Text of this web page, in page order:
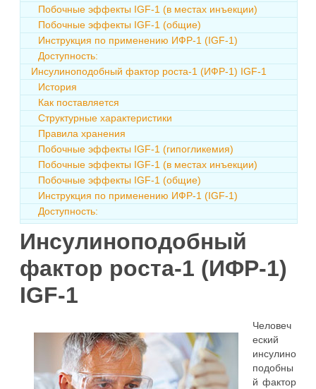
Побочные эффекты IGF-1 (в местах инъекции)
Побочные эффекты IGF-1 (общие)
Инструкция по применению ИФР-1 (IGF-1)
Доступность:
Инсулиноподобный фактор роста-1 (ИФР-1) IGF-1
История
Как поставляется
Структурные характеристики
Правила хранения
Побочные эффекты IGF-1 (гипогликемия)
Побочные эффекты IGF-1 (в местах инъекции)
Побочные эффекты IGF-1 (общие)
Инструкция по применению ИФР-1 (IGF-1)
Доступность:
Инсулиноподобный
фактор роста-1 (ИФР-1)
IGF-1
Человеч
еский
инсулино
подобны
й фактор